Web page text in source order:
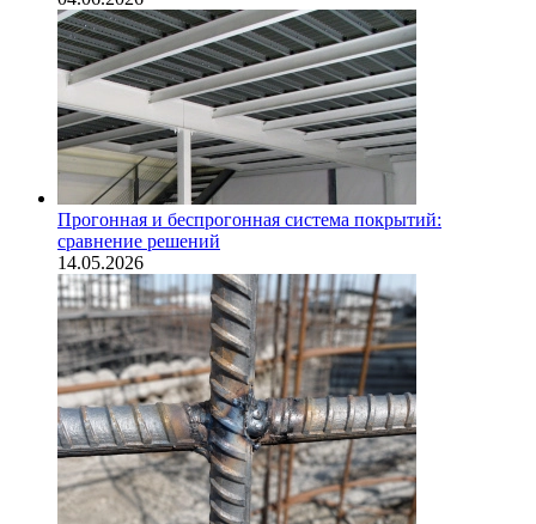
Прогонная и беспрогонная система покрытий:
сравнение решений
14.05.2026